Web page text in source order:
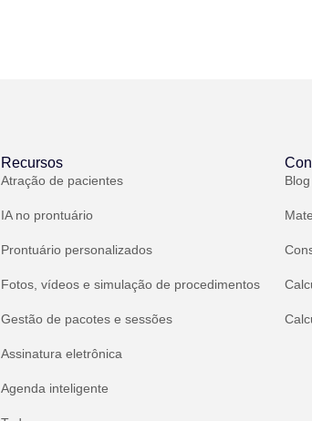
Recursos
Atração de pacientes
IA no prontuário
Prontuário personalizados
Fotos, vídeos e simulação de procedimentos
Gestão de pacotes e sessões
Assinatura eletrônica
Agenda inteligente
Blog